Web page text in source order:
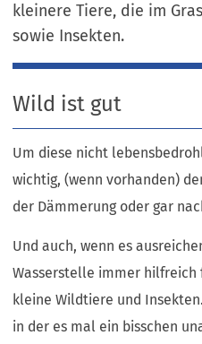
kleinere Tiere, die im
sowie Insekten.
Wild ist gut
Um diese nicht
wichtig, (wenn vorhanden)
der Dämmerung oder gar
Und auch, wenn es
Wasserstelle immer hilfreich
kleine Wildtiere und
in der es mal ein bisschen